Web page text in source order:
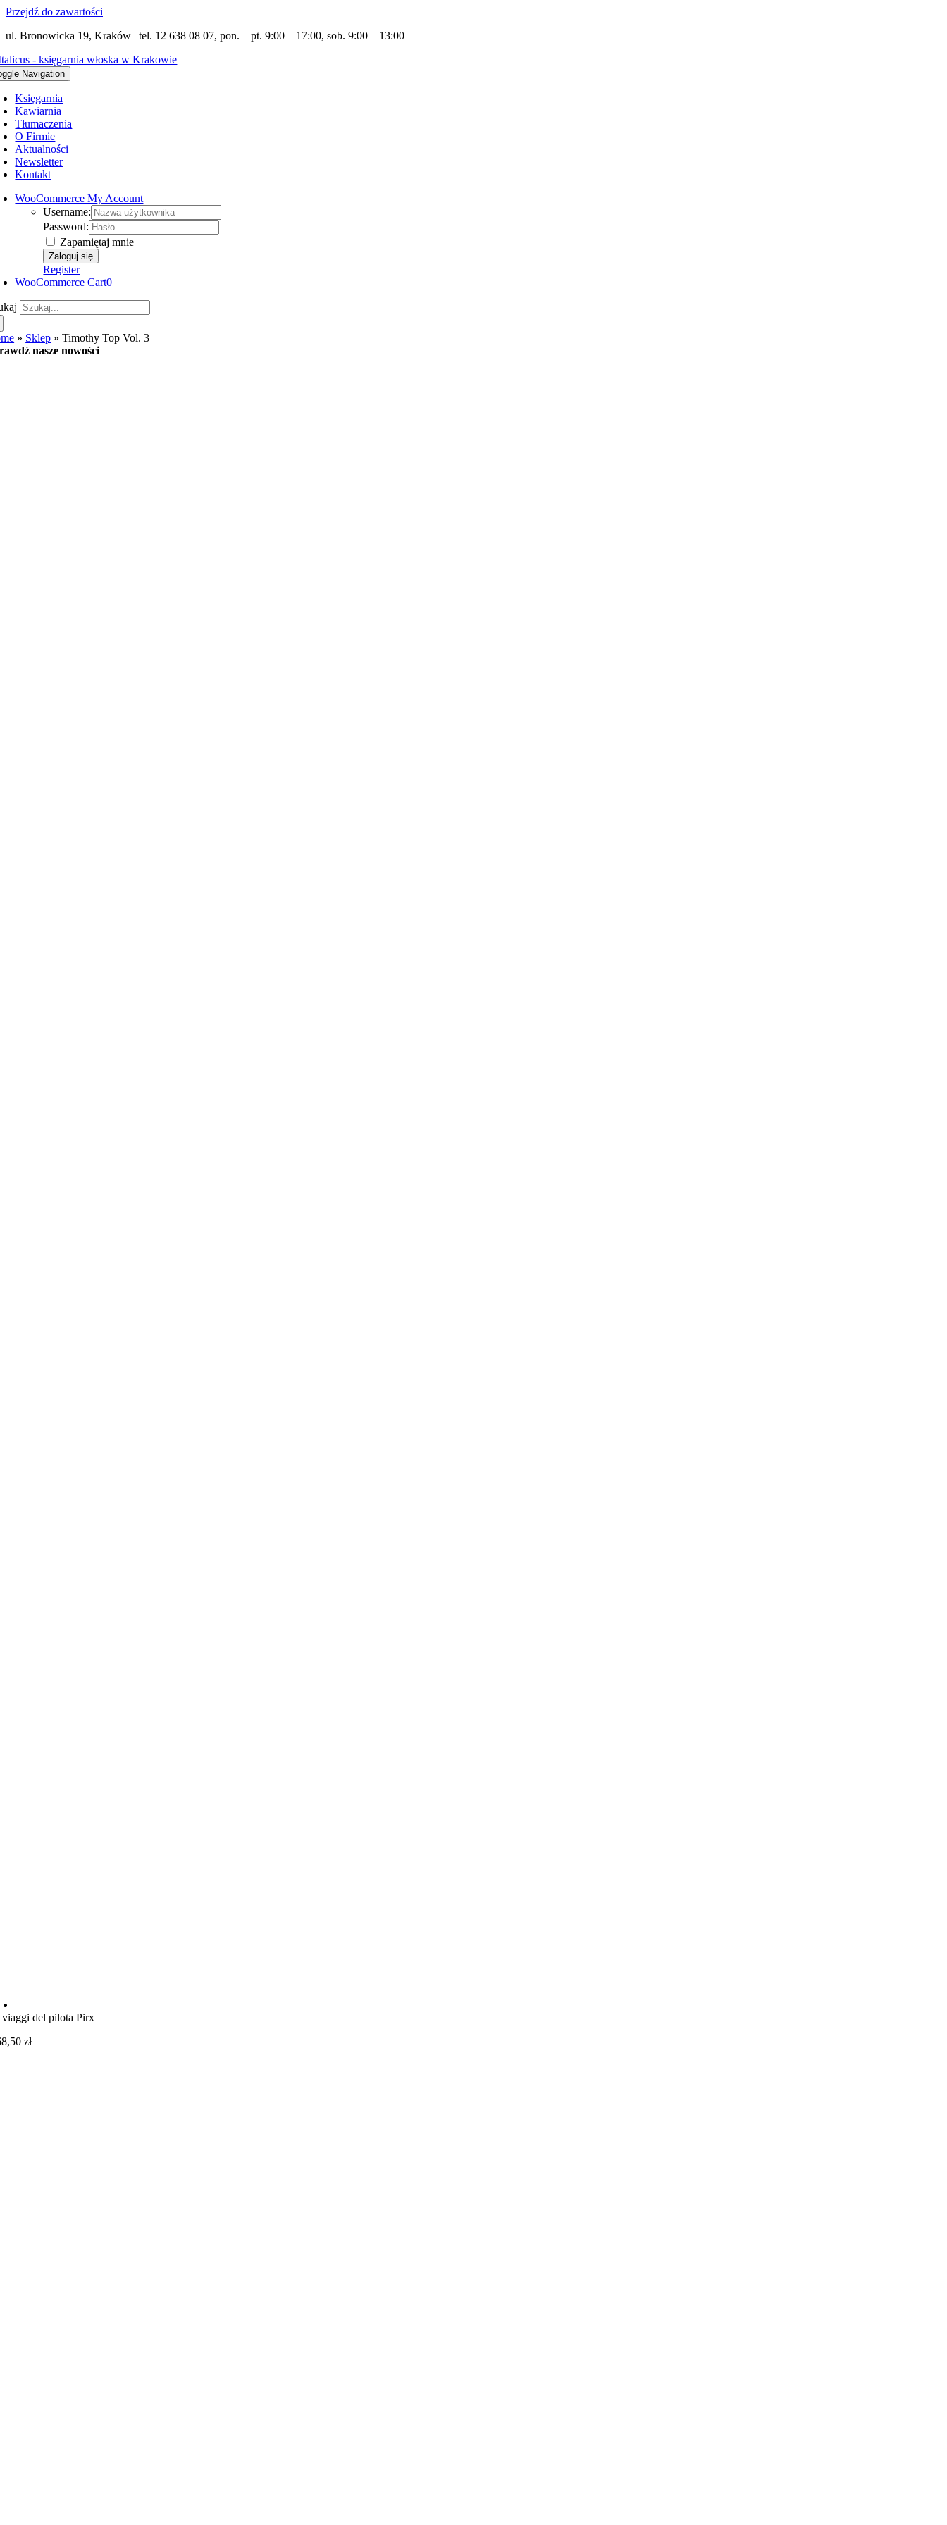
Przejdź do zawartości
ul. Bronowicka 19, Kraków | tel. 12 638 08 07, pon. – pt. 9:00 – 17:00, sob. 9:00 – 13:00
Navigation
Księgarnia
Kawiarnia
Tłumaczenia
O Firmie
Aktualności
Newsletter
Kontakt
WooCommerce My Account
Username:
Password:
Zapamiętaj mnie
Register
WooCommerce Cart0
» Sklep »Timothy Top Vol. 3
nasze nowości
del pilota Pirx
zł